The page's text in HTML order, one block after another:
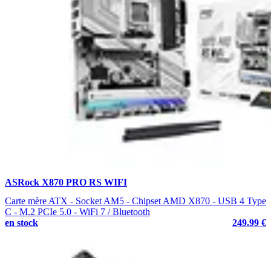
ASRock X870 PRO RS WIFI
Carte mère ATX - Socket AM5 - Chipset AMD X870 - USB 4 Type
C - M.2 PCIe 5.0 - WiFi 7 / Bluetooth
en stock
249.99 €